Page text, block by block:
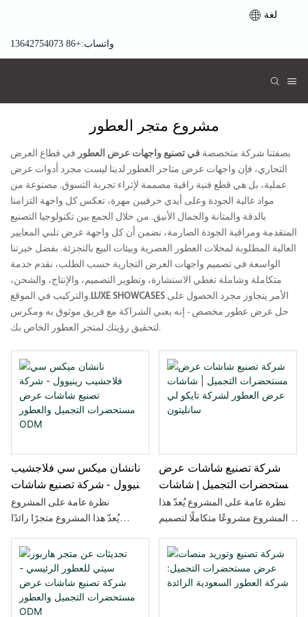
لغة
واتساب:+86 13642754073
مشروع متجر العطور
بصفتنا شركة متخصصة في تصنيع واجهات عرض العطور في قطاع العرض
التجاري، فإن واجهات عرض متاجر العطور لدينا ليست مجرد أدوات عرض
عملية، بل هي قطع فنية راقية مصممة لإثراء تجربة التسوق. مصنوعة من
مواد عالية الجودة وعلى أيدي حرفيين مهرة، تعكس كل واجهة التزامنا
بالدقة والمتانة والجمال الأنيق. من خلال الجمع بين تكنولوجيا التصنيع
المتقدمة ومراقبة الجودة الصارمة، نضمن أن كل واجهة عرض تلبي المعايير
العالية المطلوبة لمحلات العطور العصرية وبيئات البيع بالتجزئة. بفضل خبرتنا
الواسعة في تصميم واجهات العرض التجارية حسب الطلب، نقدم خدمة
متكاملة وشاملة تغطي الاستشارة، وتطوير التصميم، والإنتاج، والشحن،
والتركيب في الموقع. LUXE SHOWCASES
حل عرض عطور مخصص - إنه يعني الشراكة مع فريق موثوق به ومكرس
لتحقيق رؤيتك لمتجر العطور الخاص بك.
نانشان ميكس سي فلاجشيب
رينيوول - شركة تصنيع شاشات
عرض مستحضرات التجميل
والعطور ODM
نظرة عامة على المشروع
يُعدّ هذا المشروع متجرًا رائدًا
وورلد، نانشان، شنتشن. يستوحي
تصميم المتجر بالكامل من فكرة
"تدفق الماء". ومن خلال المزج
البصري بين الجدران المعدنية
العاكسة، والأسقف ذات النقوش
شركة تصنيع شاشات عرض
مستحضرات التجميل | شاشات
عرض العطور لشركة تايكو لي
سانليتون
نظرة عامة على المشروع يُعدّ هذا
المشروع مشروعًا متكاملًا لتصميم
بالكامل للمتجر الرئيسي لعلامة
العطور البريطانية المرموقة "جو
مالون لندن" في منطقة تايكو لي